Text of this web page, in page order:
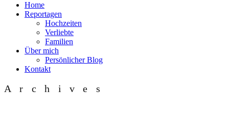
Home
Reportagen
Hochzeiten
Verliebte
Familien
Über mich
Persönlicher Blog
Kontakt
Archives